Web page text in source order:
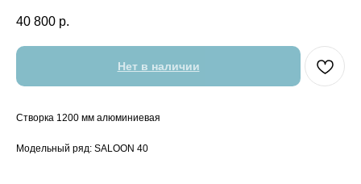
40 800 р.
Нет в наличии
Створка 1200 мм алюминиевая
Модельный ряд: SALOON 40